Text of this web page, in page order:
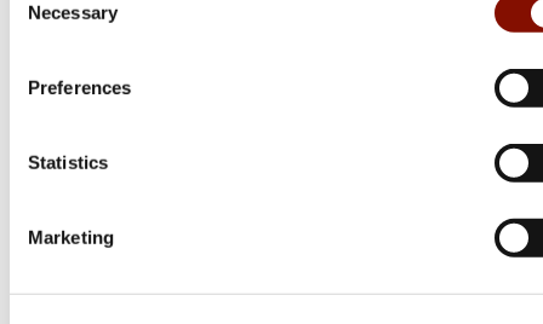
Selection
Necessary
Preferences
Statistics
Marketing
T3x Lite
Från 17 999 kr